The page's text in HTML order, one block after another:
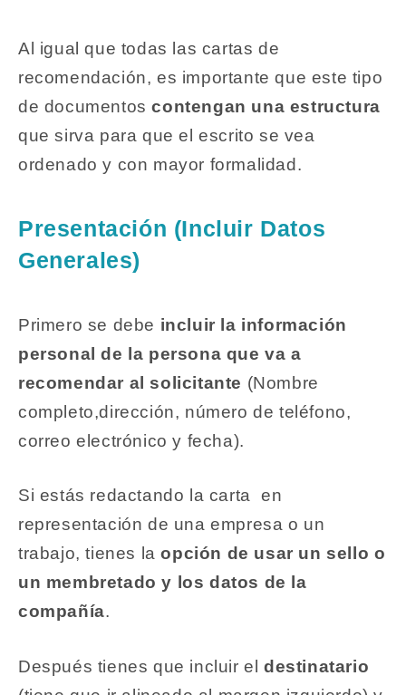
Al igual que todas las cartas de
recomendación, es importante que este tipo
de documentoscontengan una estructura
que sirva para que el escrito se vea
ordenado y con mayor formalidad.
Presentación (Incluir Datos
Generales)
Primero se debe incluir la información
personal de la persona que va a
recomendar al solicitante (Nombre
completo,dirección, número de teléfono,
correo electrónico y fecha).
Si estás redactando la carta en
representación de una empresa o un
trabajo, tienes la opción de usar un sello o
un membretado y los datos de la
compañía.
Después tienes que incluir el destinatario